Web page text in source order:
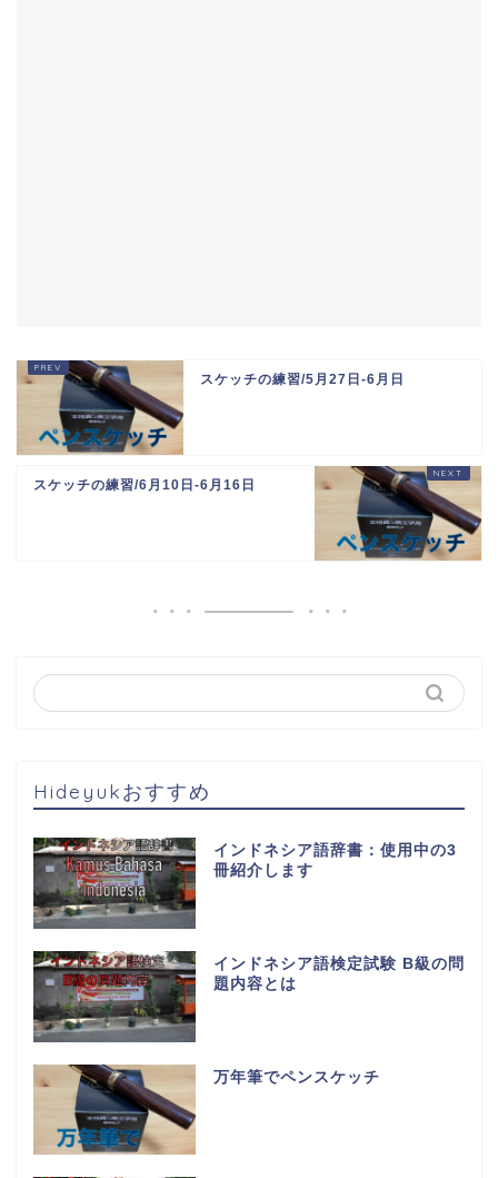
スケッチの練習/5月27日-6月日
スケッチの練習/6月10日-6月16日
Hideyukおすすめ
インドネシア語辞書：使用中の3
冊紹介します
インドネシア語検定試験 B級の問
題内容とは
万年筆でペンスケッチ